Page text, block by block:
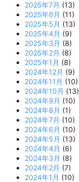
2025年7月 (13)
2025年6月 (11)
2025年5月 (13)
2025年4月 (9)
2025年3月 (8)
2025年2月 (8)
2025年1月 (8)
2024年12月 (9)
2024年11月 (10)
2024年10月 (13)
2024年9月 (10)
2024年8月 (1)
2024年7月 (10)
2024年6月 (10)
2024年5月 (13)
2024年4月 (6)
2024年3月 (8)
2024年2月 (7)
2024年1月 (10)